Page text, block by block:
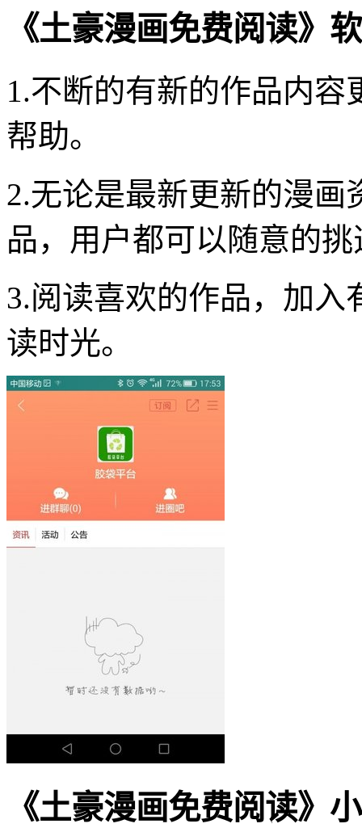
《土豪漫画免费阅读》
1.不断的有新的作品内
帮助。
2.无论是最新更新的漫
品，用户都可以随意的
3.阅读喜欢的作品，加
读时光。
《土豪漫画免费阅读》